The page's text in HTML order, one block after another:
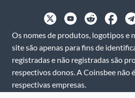
Os nomes de produtos, logotipos e
site são apenas para fins de
registradas e não registradas são
respectivos donos. A Coinsbee não
respectivas empresas.